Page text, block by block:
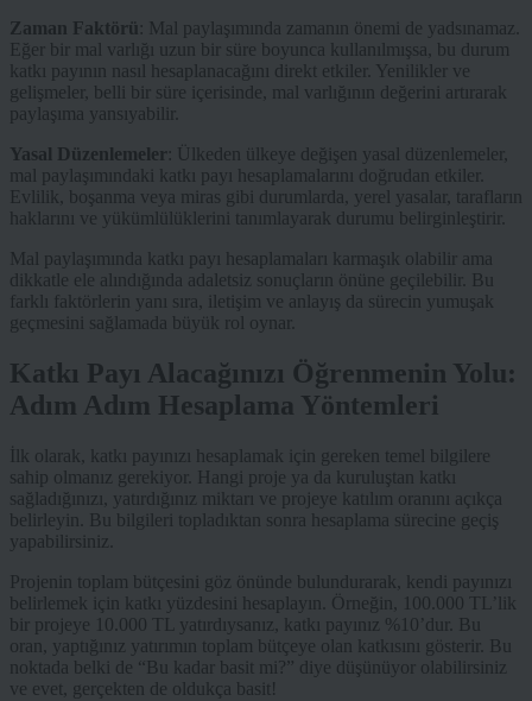
Zaman Faktörü : Mal paylaşımında zamanın önemi de yadsınamaz.
Eğer bir mal varlığı uzun bir süre boyunca kullanılmışsa, bu durum
katkı payının nasıl hesaplanacağını direkt etkiler. Yenilikler ve
gelişmeler, belli bir süre içerisinde, mal varlığının değerini artırarak
paylaşıma yansıyabilir.
Yasal Düzenlemeler
: Ülkeden ülkeye değişen yasal düzenlemeler,
mal paylaşımındaki katkı payı hesaplamalarını doğrudan etkiler.
Evlilik, boşanma veya miras gibi durumlarda, yerel yasalar, tarafların
haklarını ve yükümlülüklerini tanımlayarak durumu belirginleştirir.
Mal paylaşımında katkı payı hesaplamaları karmaşık olabilir ama
dikkatle ele alındığında adaletsiz sonuçların önüne geçilebilir. Bu
farklı faktörlerin yanı sıra, iletişim ve anlayış da sürecin yumuşak
geçmesini sağlamada büyük rol oynar.
Katkı Payı Alacağınızı Öğrenmenin Yolu:
Adım Adım Hesaplama Yöntemleri
İlk olarak, katkı payınızı hesaplamak için gereken temel bilgilere
sahip olmanız gerekiyor. Hangi proje ya da kuruluştan katkı
sağladığınızı, yatırdığınız miktarı ve projeye katılım oranını açıkça
belirleyin. Bu bilgileri topladıktan sonra hesaplama sürecine geçiş
yapabilirsiniz.
Projenin toplam bütçesini göz önünde bulundurarak, kendi payınızı
belirlemek için katkı yüzdesini hesaplayın. Örneğin, 100.000 TL’lik
bir projeye 10.000 TL yatırdıysanız, katkı payınız %10’dur. Bu
oran, yaptığınız yatırımın toplam bütçeye olan katkısını gösterir. Bu
noktada belki de “Bu kadar basit mi?” diye düşünüyor olabilirsiniz
ve evet, gerçekten de oldukça basit!